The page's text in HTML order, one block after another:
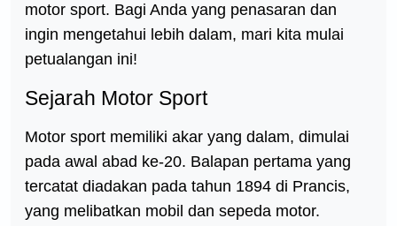
motor sport. Bagi Anda yang penasaran dan
ingin mengetahui lebih dalam, mari kita mulai
petualangan ini!
Sejarah Motor Sport
Motor sport memiliki akar yang dalam, dimulai
pada awal abad ke-20. Balapan pertama yang
tercatat diadakan pada tahun 1894 di Prancis,
yang melibatkan mobil dan sepeda motor.